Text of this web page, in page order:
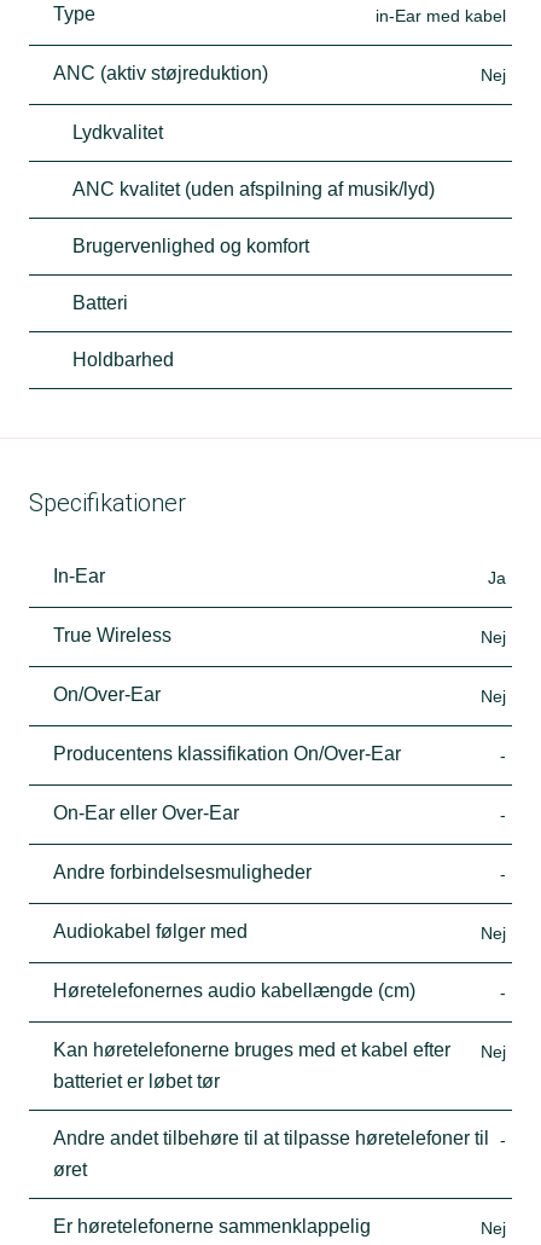
Type in-Ear med kabel
ANC (aktiv støjreduktion) Nej
Lydkvalitet
ANC kvalitet (uden afspilning af musik/lyd)
Brugervenlighed og komfort
Batteri
Holdbarhed
Specifikationer
In-Ear Ja
True Wireless Nej
On/Over-Ear Nej
Producentens klassifikation On/Over-Ear -
On-Ear eller Over-Ear -
Andre forbindelsesmuligheder -
Audiokabel følger med Nej
Høretelefonernes audio kabellængde (cm) -
Kan høretelefonerne bruges med et kabel efter
batteriet er løbet tør
Nej
Andre andet tilbehøre til at tilpasse høretelefoner til
øret
-
Er høretelefonerne sammenklappelig Nej